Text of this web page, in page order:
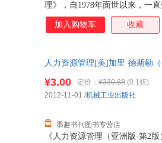
理》，自1978年面世以来，一
在世界最大的教育图书出版商
上，该书一直名列前茅。由中
以“人高于一切”的价值观为基
门的事。凡是管理者都需要在
底。（2）赢得雇员的献身精神
加入购物车 收藏
人力资源管理[美]加里·德斯勒
《人力资源管理（亚洲版·第2
¥3.00 定价： ¥330.88 (0.1折)
墨趣书刊图书专营店
2012-11-01 /机械工业出版社